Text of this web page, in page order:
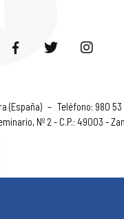
(España) – Teléfono: 980
Nº 2 - C.P.: 49003 -